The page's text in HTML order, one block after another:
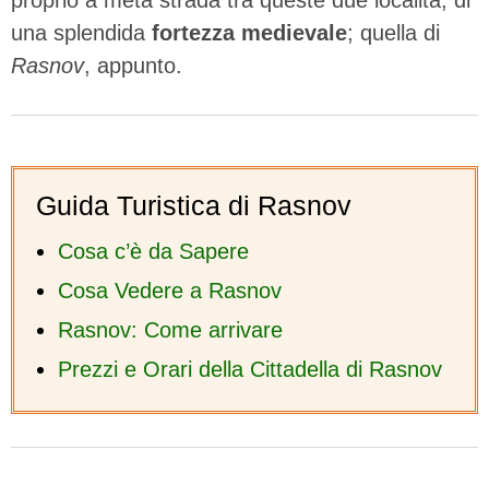
una splendida fortezza medievale; quella di
Rasnov, appunto.
Guida Turistica di Rasnov
Cosa c’è da Sapere
Cosa Vedere a Rasnov
Rasnov: Come arrivare
Prezzi e Orari della Cittadella di Rasnov